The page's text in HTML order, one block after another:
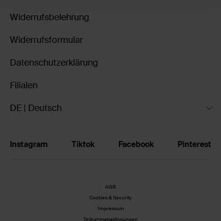
Widerrufsbelehrung
Widerrufsformular
Datenschutzerklärung
Filialen
DE | Deutsch
Instagram Tiktok Facebook Pinterest
AGB
Cookies & Security
Impressum
Teilnahmebedingungen